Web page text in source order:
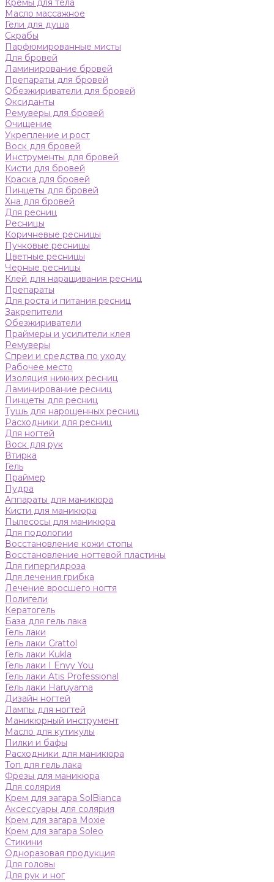
Кремы для тела
Масло массажное
Гели для душа
Скрабы
Парфюмированные мисты
Для бровей
Ламинирование бровей
Препараты для бровей
Обезжириватели для бровей
Оксиданты
Ремуверы для бровей
Очищение
Укрепление и рост
Воск для бровей
Инструменты для бровей
Кисти для бровей
Краска для бровей
Пинцеты для бровей
Хна для бровей
Для ресниц
Ресницы
Коричневые ресницы
Пучковые ресницы
Цветные ресницы
Черные ресницы
Клей для наращивания ресниц
Препараты
Для роста и питания ресниц
Закрепители
Обезжириватели
Праймеры и усилители клея
Ремуверы
Спреи и средства по уходу
Рабочее место
Изоляция нижних ресниц
Ламинирование ресниц
Пинцеты для ресниц
Тушь для нарощенных ресниц
Расходники для ресниц
Для ногтей
Воск для рук
Втирка
Гель
Праймер
Пудра
Аппараты для маникюра
Кисти для маникюра
Пылесосы для маникюра
Для подологии
Восстановление кожи стопы
Восстановление ногтевой пластины
Для гипергидроза
Для лечения грибка
Лечение вросшего ногтя
Полигели
Кератогель
База для гель лака
Гель лаки
Гель лаки Grattol
Гель лаки Kukla
Гель лаки I Envy You
Гель лаки Atis Professional
Гель лаки Haruyama
Дизайн ногтей
Лампы для ногтей
Маникюрный инструмент
Масло для кутикулы
Пилки и бафы
Расходники для маникюра
Топ для гель лака
Фрезы для маникюра
Для солярия
Крем для загара SolBianca
Аксессуары для солярия
Крем для загара Moxie
Крем для загара Soleo
Стикини
Одноразовая продукция
Для головы
Для рук и ног